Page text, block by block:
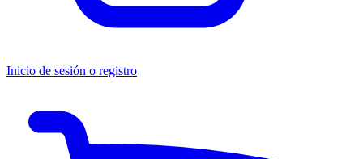
Inicio de sesión o registro